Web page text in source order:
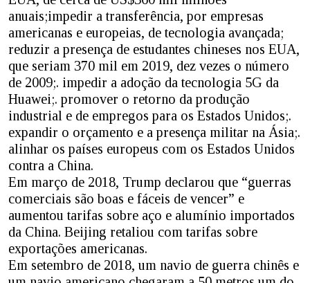
anuais;impedir a transferência, por empresas
americanas e europeias, de tecnologia avançada;
reduzir a presença de estudantes chineses nos EUA,
que seriam 370 mil em 2019, dez vezes o número
de 2009;. impedir a adoção da tecnologia 5G da
Huawei;. promover o retorno da produção
industrial e de empregos para os Estados Unidos;.
expandir o orçamento e a presença militar na Ásia;.
alinhar os países europeus com os Estados Unidos
contra a China.
Em março de 2018, Trump declarou que “guerras
comerciais são boas e fáceis de vencer” e
aumentou tarifas sobre aço e alumínio importados
da China. Beijing retaliou com tarifas sobre
exportações americanas.
Em setembro de 2018, um navio de guerra chinês e